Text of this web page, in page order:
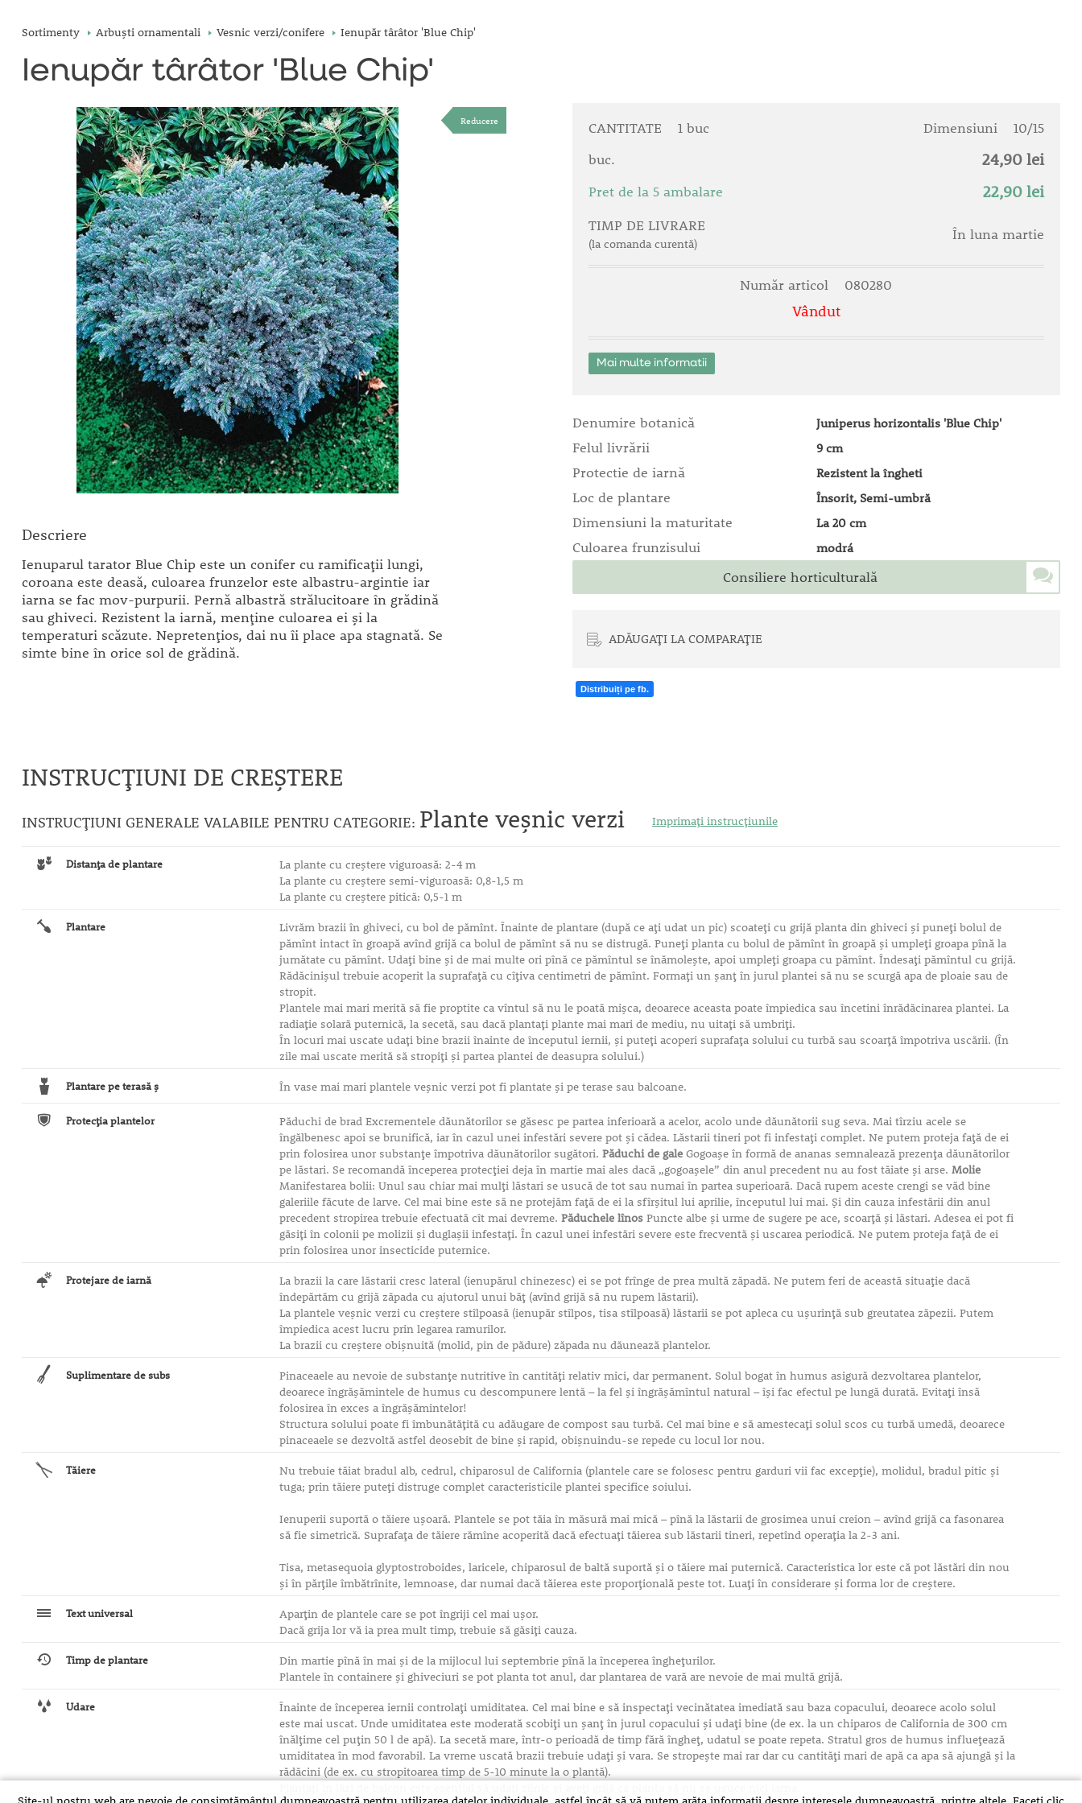
Sortimenty Arbuşti ornamentali Vesnic verzi/conifere Ienupăr târâtor 'Blue Chip'
Ienupăr târâtor 'Blue Chip'
Reducere
Descriere
Ienuparul tarator Blue Chip este un conifer cu ramificații lungi,
coroana este deasă, culoarea frunzelor este albastru-argintie iar
iarna se fac mov-purpurii. Pernă albastră strălucitoare în grădină
sau ghiveci. Rezistent la iarnă, menține culoarea ei și la
temperaturi scăzute. Nepretențios, dai nu îi place apa stagnată. Se
simte bine în orice sol de grădină.
CANTITATE 1 buc Dimensiuni
10/15
buc.
24,90 lei
Pret de la 5 ambalare 22,90 lei
TIMP DE LIVRARE
(la comanda curentă)
În luna martie
Număr articol 080280
Vândut
Mai multe informatii
Denumire botanică Juniperus horizontalis 'Blue Chip'
Felul livrării 9 cm
Protectie de iarnă Rezistent la îngheti
Loc de plantare Însorit, Semi-umbră
Dimensiuni la maturitate La 20 cm
Culoarea frunzisului modrá
Consiliere horticulturală
ADĂUGAȚI LA COMPARAȚIE
Distribuiți pe fb.
INSTRUCȚIUNI DE CREȘTERE
INSTRUCȚIUNI GENERALE VALABILE PENTRU CATEGORIE: Plante veşnic verzi Imprimați instrucțiunile
Distanţa de plantare
La plante cu creştere viguroasă: 2-4 m
La plante cu creştere semi-viguroasă: 0,8-1,5 m
La plante cu creştere pitică: 0,5-1 m
Plantare
Livrăm brazii în ghiveci, cu bol de pămînt. Înainte de plantare (după ce aţi udat un pic) scoateţi cu grijă planta din ghiveci şi puneţi bolul de
pămînt intact în groapă avînd grijă ca bolul de pămînt să nu se distrugă. Puneţi planta cu bolul de pămînt în groapă şi umpleţi groapa pînă la
jumătate cu pămînt. Udaţi bine şi de mai multe ori pînă ce pămîntul se înămoleşte, apoi umpleţi groapa cu pămînt. Îndesaţi pămîntul cu grijă.
Rădăcinişul trebuie acoperit la suprafaţă cu cîţiva centimetri de pămînt. Formaţi un şanţ în jurul plantei să nu se scurgă apa de ploaie sau de
stropit.
Plantele mai mari merită să fie proptite ca vîntul să nu le poată mişca, deoarece aceasta poate împiedica sau încetini înrădăcinarea plantei. La
radiaţie solară puternică, la secetă, sau dacă plantaţi plante mai mari de mediu, nu uitaţi să umbriţi.
În locuri mai uscate udaţi bine brazii înainte de începutul iernii, şi puteţi acoperi suprafaţa solului cu turbă sau scoarţă împotriva uscării. (În
zile mai uscate merită să stropiţi şi partea plantei de deasupra solului.)
Plantare pe terasă ş În vase mai mari plantele veşnic verzi pot fi plantate şi pe terase sau balcoane.
Protecţia plantelor
Păduchi de brad Excrementele dăunătorilor se găsesc pe partea inferioară a acelor, acolo unde dăunătorii sug seva. Mai tîrziu acele se
îngălbenesc apoi se brunifică, iar în cazul unei infestări severe pot şi cădea. Lăstarii tineri pot fi infestaţi complet. Ne putem proteja faţă de ei
prin folosirea unor substanţe împotriva dăunătorilor sugători. Păduchi de galeGogoaşe în formă de ananas semnalează prezenţa dăunătorilor
pe lăstari. Se recomandă începerea protecţiei deja în martie mai ales dacă „gogoaşele” din anul precedent nu au fost tăiate şi arse. Molie
Manifestarea bolii: Unul sau chiar mai mulţi lăstari se usucă de tot sau numai în partea superioară. Dacă rupem aceste crengi se văd bine
galeriile făcute de larve. Cel mai bine este să ne protejăm faţă de ei la sfîrşitul lui aprilie, începutul lui mai. Şi din cauza infestării din anul
precedent stropirea trebuie efectuată cît mai devreme. Păduchele lînosPuncte albe şi urme de sugere pe ace, scoarţă şi lăstari. Adesea ei pot fi
găsiţi în colonii pe molizii şi duglaşii infestaţi. În cazul unei infestări severe este frecventă şi uscarea periodică. Ne putem proteja faţă de ei
prin folosirea unor insecticide puternice.
Protejare de iarnă
La brazii la care lăstarii cresc lateral (ienupărul chinezesc) ei se pot frînge de prea multă zăpadă. Ne putem feri de această situaţie dacă
îndepărtăm cu grijă zăpada cu ajutorul unui băţ (avînd grijă să nu rupem lăstarii).
La plantele veşnic verzi cu creştere stîlpoasă (ienupăr stîlpos, tisa stîlpoasă) lăstarii se pot apleca cu uşurinţă sub greutatea zăpezii. Putem
împiedica acest lucru prin legarea ramurilor.
La brazii cu creştere obişnuită (molid, pin de pădure) zăpada nu dăunează plantelor.
Suplimentare de subs
Pinaceaele au nevoie de substanţe nutritive în cantităţi relativ mici, dar permanent. Solul bogat în humus asigură dezvoltarea plantelor,
deoarece îngrăşămintele de humus cu descompunere lentă – la fel şi îngrăşămîntul natural – îşi fac efectul pe lungă durată. Evitaţi însă
folosirea în exces a îngrăşămintelor!
Structura solului poate fi îmbunătăţită cu adăugare de compost sau turbă. Cel mai bine e să amestecaţi solul scos cu turbă umedă, deoarece
pinaceaele se dezvoltă astfel deosebit de bine şi rapid, obişnuindu-se repede cu locul lor nou.
Tăiere
Nu trebuie tăiat bradul alb, cedrul, chiparosul de California (plantele care se folosesc pentru garduri vii fac excepţie), molidul, bradul pitic şi
tuga; prin tăiere puteţi distruge complet caracteristicile plantei specifice soiului.
Ienuperii suportă o tăiere uşoară. Plantele se pot tăia în măsură mai mică – pînă la lăstarii de grosimea unui creion – avînd grijă ca fasonarea
să fie simetrică. Suprafaţa de tăiere rămîne acoperită dacă efectuaţi tăierea sub lăstarii tineri, repetînd operaţia la 2-3 ani.
Tisa, metasequoia glyptostroboides, laricele, chiparosul de baltă suportă şi o tăiere mai puternică. Caracteristica lor este că pot lăstări din nou
şi în părţile îmbătrînite, lemnoase, dar numai dacă tăierea este proporţională peste tot. Luaţi în considerare şi forma lor de creştere.
Text universal
Aparţin de plantele care se pot îngriji cel mai uşor.
Dacă grija lor vă ia prea mult timp, trebuie să găsiţi cauza.
Timp de plantare
Din martie pînă în mai şi de la mijlocul lui septembrie pînă la începerea îngheţurilor.
Plantele în containere şi ghiveciuri se pot planta tot anul, dar plantarea de vară are nevoie de mai multă grijă.
Udare
Înainte de începerea iernii controlaţi umiditatea. Cel mai bine e să inspectaţi vecinătatea imediată sau baza copacului, deoarece acolo solul
este mai uscat. Unde umiditatea este moderată scobiţi un şanţ în jurul copacului şi udaţi bine (de ex. la un chiparos de California de 300 cm
înălţime cel puţin 50 l de apă). La secetă mare, într-o perioadă de timp fără îngheţ, udatul se poate repeta. Stratul gros de humus influeţează
umiditatea în mod favorabil. La vreme uscată brazii trebuie udaţi şi vara. Se stropeşte mai rar dar cu cantităţi mari de apă ca apa să ajungă şi la
rădăcini (de ex. cu stropitoarea timp de 5-10 minute la o plantă).